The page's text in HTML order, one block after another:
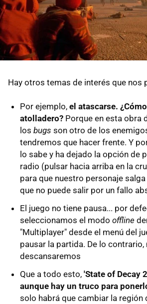
Hay otros temas de interés que nos
Por ejemplo, el atascarse.
atolladero? Porque en esta obra
los bugs son otro de los
tendremos que hacer frente. Y
lo sabe y ha dejado la opción de
radio (pulsar hacia arriba en la
para que nuestro personaje
que no puede salir por un fallo
El juego no tiene pausa... por
seleccionamos el modo offline
"Multiplayer" desde el menú del
pausar la partida. De lo contrario,
descansaremos
Que a todo esto, 'State of Decay
aunque hay un truco para
solo habrá que cambiar la región